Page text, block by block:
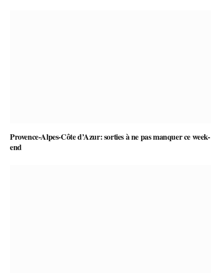
Provence-Alpes-Côte d’Azur: sorties à ne pas manquer ce week-
end